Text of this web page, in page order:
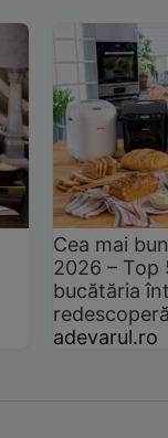
Cea mai
2026 –
bucătăria
adevarul.ro